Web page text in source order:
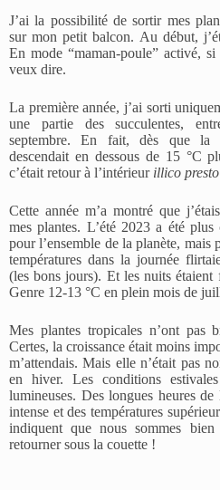
J’ai la possibilité de sortir mes
sur mon petit balcon. Au début,
En mode “maman-poule” activé,
veux dire.
La première année, j’ai sorti
une partie des succulentes,
septembre. En fait, dès que la
descendait en dessous de 15 °C
c’était retour à l’intérieur illico presto
Cette année m’a montré que
mes plantes. L’été 2023 a été
pour l’ensemble de la planète, mais
températures dans la journée
(les bons jours). Et les nuits étaient
Genre 12-13 °C en plein mois de
Mes plantes tropicales n’ont pas
Certes, la croissance était moins
m’attendais. Mais elle n’était pas
en hiver. Les conditions
lumineuses. Des longues heures
intense et des températures
indiquent que nous sommes
retourner sous la couette !